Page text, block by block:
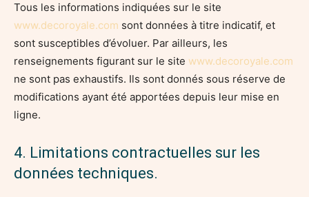
Tous les informations indiquées sur le site
www.decoroyale.com sont données à titre indicatif, et
sont susceptibles d’évoluer. Par ailleurs, les
renseignements figurant sur le site www.decoroyale.com
ne sont pas exhaustifs. Ils sont donnés sous réserve de
modifications ayant été apportées depuis leur mise en
ligne.
4. Limitations contractuelles sur les
données techniques.